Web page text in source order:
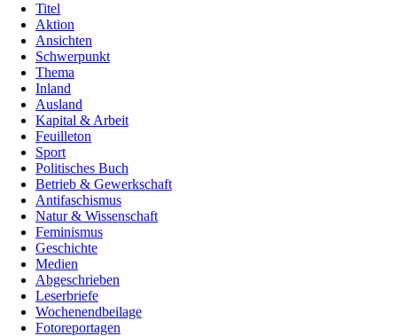
Titel
Aktion
Ansichten
Schwerpunkt
Thema
Inland
Ausland
Kapital & Arbeit
Feuilleton
Sport
Politisches Buch
Betrieb & Gewerkschaft
Antifaschismus
Natur & Wissenschaft
Feminismus
Geschichte
Medien
Abgeschrieben
Leserbriefe
Wochenendbeilage
Fotoreportagen